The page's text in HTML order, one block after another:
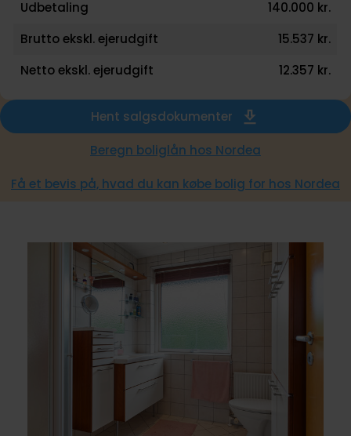
Udbetaling
140.000 kr.
Brutto ekskl. ejerudgift
15.537 kr.
Netto ekskl. ejerudgift
12.357 kr.
Hent salgsdokumenter
Beregn boliglån hos Nordea
Få et bevis på, hvad du kan købe bolig for hos Nordea